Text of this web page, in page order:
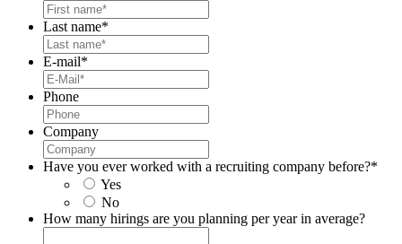
Last name*
E-mail*
Phone
Company
Have you ever worked with a recruiting company before?*
Yes
No
How many hirings are you planning per year in average?